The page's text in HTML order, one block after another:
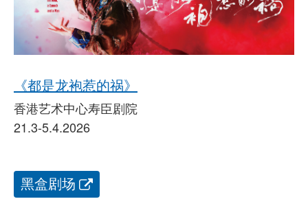
《都是龙袍惹的祸》
香港艺术中心寿臣剧院
21.3-5.4.2026
黑盒剧场